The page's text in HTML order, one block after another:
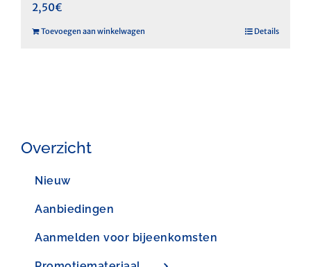
2,50€
Toevoegen aan winkelwagen Details
Overzicht
Nieuw
Aanbiedingen
Aanmelden voor bijeenkomsten